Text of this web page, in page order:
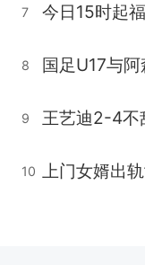
7
8
9 王艺迪2-4不
10